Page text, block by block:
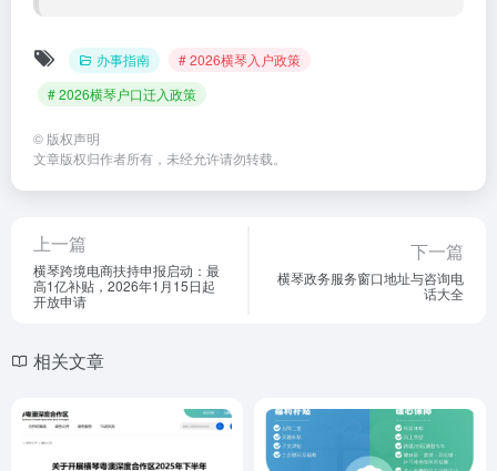
办事指南
# 2026横琴入户政策
# 2026横琴户口迁入政策
© 版权声明
文章版权归作者所有，未经允许请勿转载。
上一篇
横琴跨境电商扶持申报启动：最
高1亿补贴，2026年1月15日起
开放申请
下一篇
横琴政务服务窗口地址与咨询电
话大全
相关文章